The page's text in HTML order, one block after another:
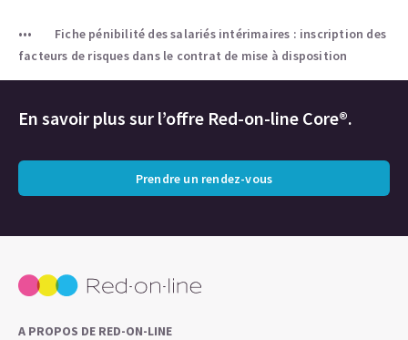
Fiche pénibilité des salariés intérimaires : inscription des
facteurs de risques dans le contrat de mise à disposition
En savoir plus sur l’offre Red-on-line Core®.
Prendre un rendez-vous
A PROPOS DE RED-ON-LINE